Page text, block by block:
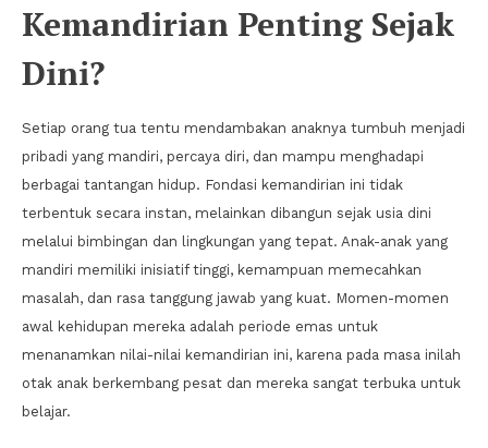
Kemandirian Penting Sejak
Dini?
Setiap orang tua tentu mendambakan anaknya tumbuh menjadi
pribadi yang mandiri, percaya diri, dan mampu menghadapi
berbagai tantangan hidup. Fondasi kemandirian ini tidak
terbentuk secara instan, melainkan dibangun sejak usia dini
melalui bimbingan dan lingkungan yang tepat. Anak-anak yang
mandiri memiliki inisiatif tinggi, kemampuan memecahkan
masalah, dan rasa tanggung jawab yang kuat. Momen-momen
awal kehidupan mereka adalah periode emas untuk
menanamkan nilai-nilai kemandirian ini, karena pada masa inilah
otak anak berkembang pesat dan mereka sangat terbuka untuk
belajar.